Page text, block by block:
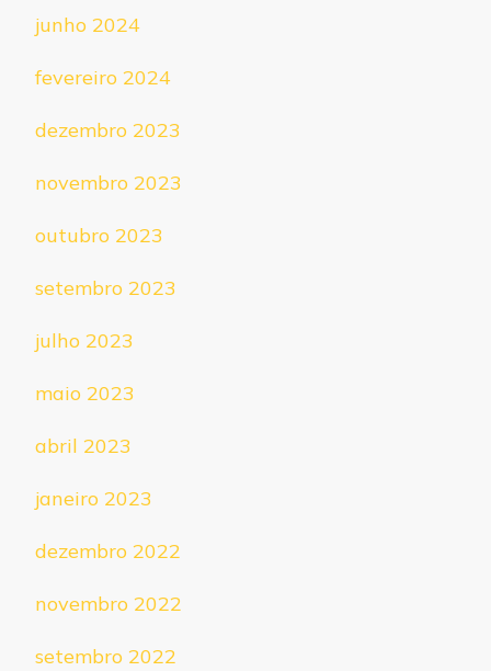
junho 2024
fevereiro 2024
dezembro 2023
novembro 2023
outubro 2023
setembro 2023
julho 2023
maio 2023
abril 2023
janeiro 2023
dezembro 2022
novembro 2022
setembro 2022